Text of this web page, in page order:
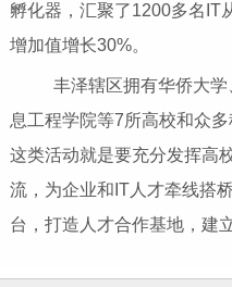
孵化器，汇聚了1200多名IT
增加值增长30%。
丰泽辖区拥有华侨大学
息工程学院等7所高校和众
这类活动就是要充分发挥高
流，为企业和IT人才牵线搭
台，打造人才合作基地，建